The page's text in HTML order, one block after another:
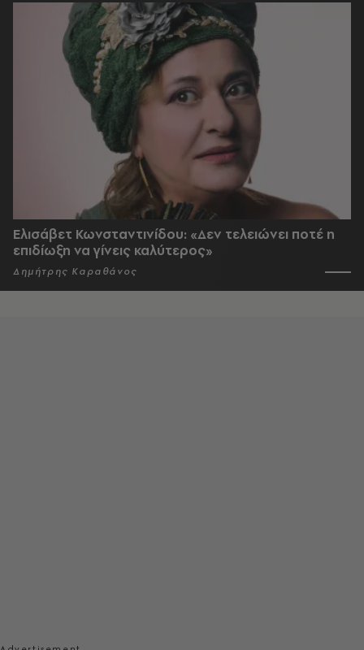
Ελισάβετ Κωνσταντινίδου: «Δεν τελειώνει ποτέ η
επιδίωξη να γίνεις καλύτερος»
Δημήτρης Καραθάνος